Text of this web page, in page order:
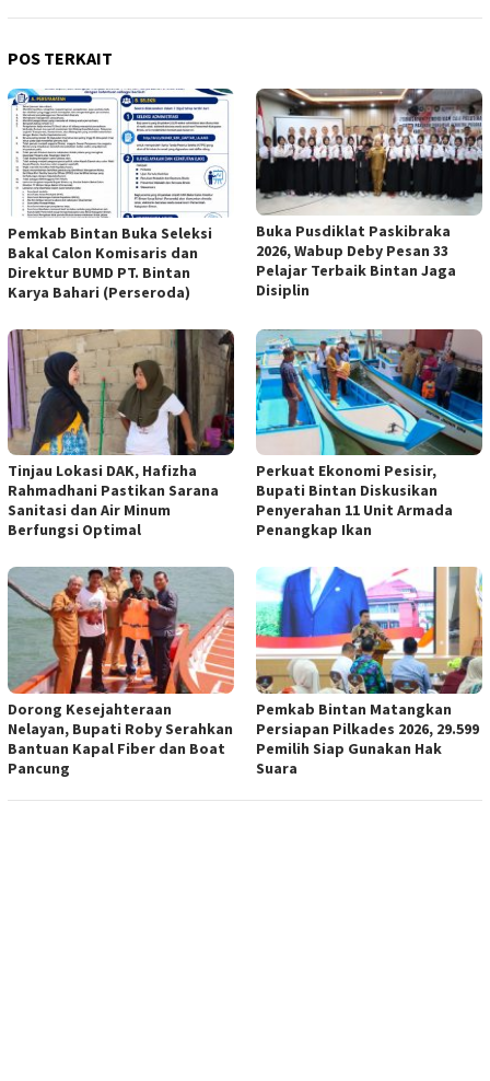
POS TERKAIT
Pemkab Bintan Buka Seleksi
Bakal Calon Komisaris dan
Direktur BUMD PT. Bintan
Karya Bahari (Perseroda)
Buka Pusdiklat Paskibraka
2026, Wabup Deby Pesan 33
Pelajar Terbaik Bintan Jaga
Disiplin
Tinjau Lokasi DAK, Hafizha
Rahmadhani Pastikan Sarana
Sanitasi dan Air Minum
Berfungsi Optimal
Perkuat Ekonomi Pesisir,
Bupati Bintan Diskusikan
Penyerahan 11 Unit Armada
Penangkap Ikan
Dorong Kesejahteraan
Nelayan, Bupati Roby Serahkan
Bantuan Kapal Fiber dan Boat
Pancung
Pemkab Bintan Matangkan
Persiapan Pilkades 2026, 29.599
Pemilih Siap Gunakan Hak
Suara